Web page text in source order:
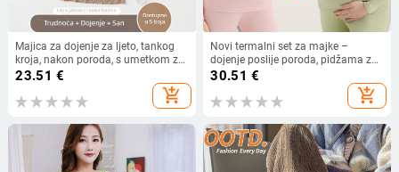
Majica za dojenje za ljeto, tankog
kroja, nakon poroda, s umetkom za
dojke, bez grudnjaka
23.51 €
add_shopping_cart
Novi termalni set za majke –
dojenje poslije poroda, pidžama za
dojenje za jesen/zimu, gornji dio i
30.51 €
add_shopping_cart